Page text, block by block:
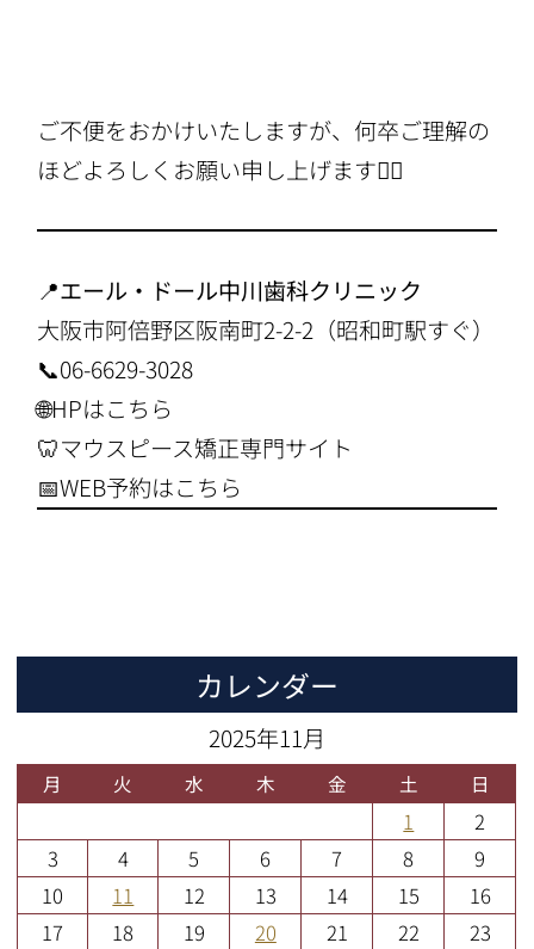
ご不便をおかけいたしますが、何卒ご理解の
ほどよろしくお願い申し上げます🙇‍♀️
📍エール・ドール中川歯科クリニック
大阪市阿倍野区阪南町2-2-2（昭和町駅すぐ）
📞06-6629-3028
🌐HPはこちら
🦷マウスピース矯正専門サイト
📅WEB予約はこちら
カレンダー
2025年11月
月 火 水 木 金 土 日
1
2
3
4 5 6 7 8
9
10
11 12 13 14 15
16
17
18 19 20 21 22
23